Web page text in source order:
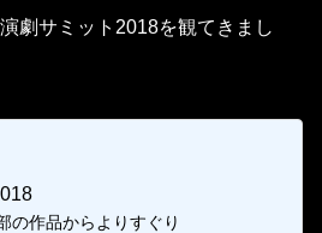
劇サミット2018を観てきまし
の作品からよりすぐり